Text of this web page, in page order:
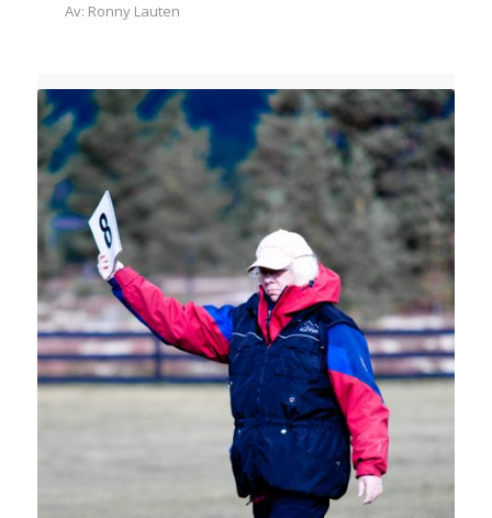
Av: Ronny Lauten